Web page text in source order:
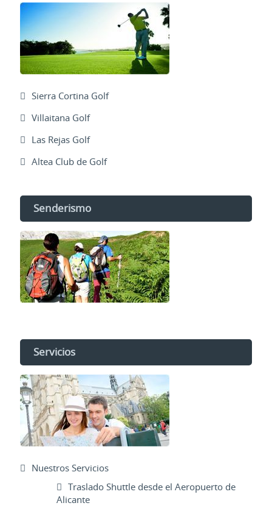
Sierra Cortina Golf
Villaitana Golf
Las Rejas Golf
Altea Club de Golf
Senderismo
Servicios
Nuestros Servicios
Traslado Shuttle desde el Aeropuerto de
Alicante